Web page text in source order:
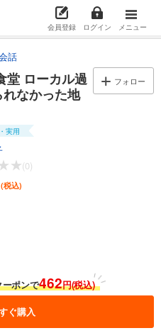
会員登録 ログイン メニュー
話
堂 ローカル過
なかった地
フォロー
実用
(0)
税込)
ポンで462円(税込)
ぐ購入